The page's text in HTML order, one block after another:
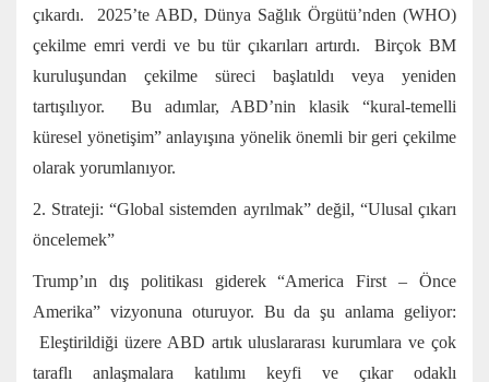
çıkardı. 2025’te ABD, Dünya Sağlık Örgütü’nden (WHO)
çekilme emri verdi ve bu tür çıkarıları artırdı. Birçok BM
kuruluşundan çekilme süreci başlatıldı veya yeniden
tartışılıyor. Bu adımlar, ABD’nin klasik “kural-temelli
küresel yönetişim” anlayışına yönelik önemli bir geri çekilme
olarak yorumlanıyor.
2. Strateji: “Global sistemden ayrılmak” değil, “Ulusal çıkarı
öncelemek”
Trump’ın dış politikası giderek “America First – Önce
Amerika” vizyonuna oturuyor. Bu da şu anlama geliyor:
Eleştirildiği üzere ABD artık uluslararası kurumlara ve çok
taraflı anlaşmalara katılımı keyfi ve çıkar odaklı